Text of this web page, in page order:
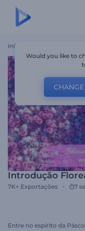
Início
Introdução
7K+ Exportações 7
Entre no espírito da
Would you like to
CHANGE